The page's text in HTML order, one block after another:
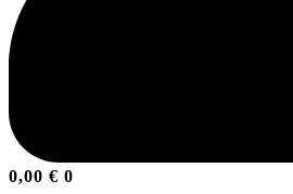
0,00 € 0